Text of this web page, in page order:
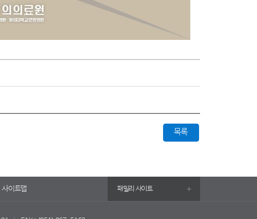
목록
사이트맵 패밀리 사이트